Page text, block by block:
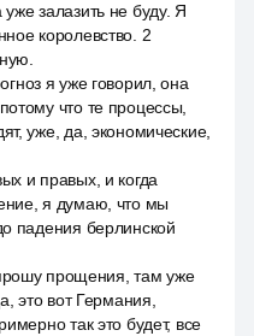
залазить не буду. Я
королевство. 2
я уже говорил, она
что те процессы,
уже, да, экономические,
и правых, и когда
я думаю, что мы
падения берлинской
прощения, там уже
это вот Германия,
так это будет, все